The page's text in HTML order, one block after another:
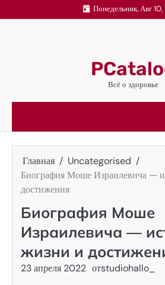
к
Понедельник, Авг
Всё о здоровье
Главная
Uncategorised
Биография Моше Израилевича —
достижения
Биография Моше
Израилевича —
жизни и
23 апреля 2022 отstudiohallo_